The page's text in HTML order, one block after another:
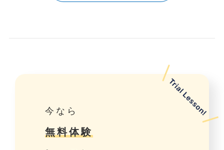
今なら
無料体験